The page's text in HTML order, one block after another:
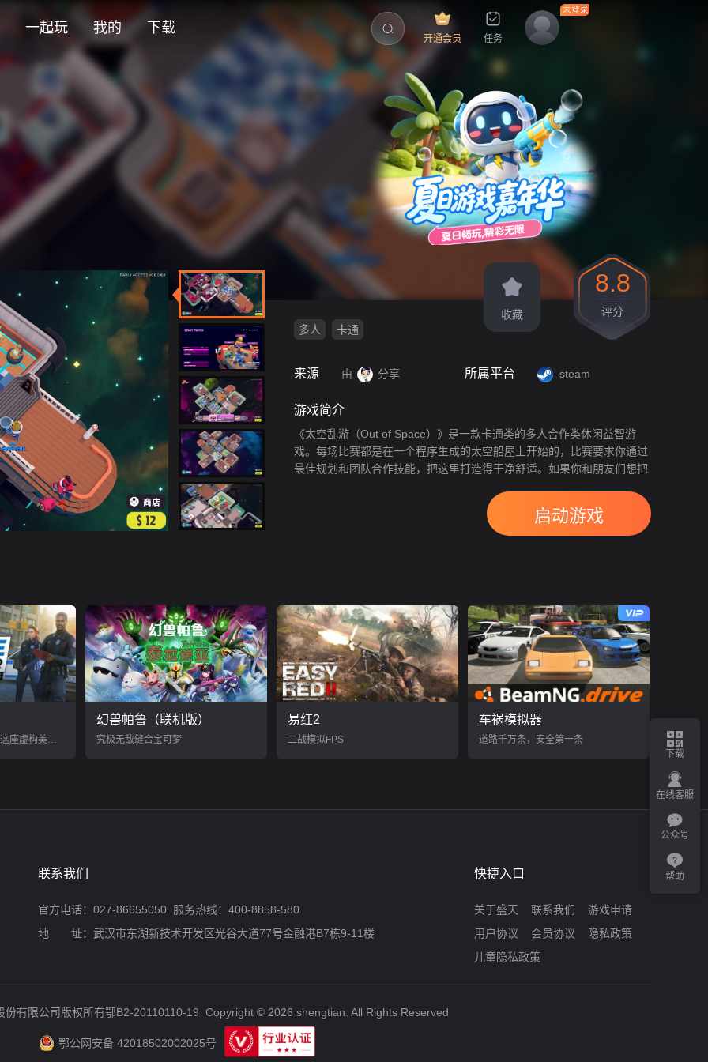
一起玩 我的 下载
开通会员 任务
8.8
评分
收藏
多人
卡通
来源 由 分享 所属平台 steam
游戏简介
《太空乱游（Out of Space）》是一款卡通类的多人合作类休闲益智游
戏。每场比赛都是在一个程序生成的太空船屋上开始的，比赛要求你通过
最佳规划和团队合作技能，把这里打造得干净舒适。如果你和朋友们想把
液、购买和开发新科技，并且互相照顾彼此。
启动游戏
欢迎来到布莱顿！加入这座虚构美国城市的警队，体验警官的日常生活。
幻兽帕鲁（联机版）
究极无敌缝合宝可梦
易红2
二战模拟FPS
车祸模拟器
道路千万条，安全第一条
联系我们
官方电话：027-86655050 服务热线：400-8858-580
地 址：武汉市东湖新技术开发区光谷大道77号金融港B7栋9-11楼
快捷入口
关于盛天 联系我们
游戏申请
用户协议
会员协议
隐私政策
儿童隐私政策
份有限公司版权所有鄂B2-20110110-19 Copyright © 2026 shengtian. All Rights Reserved
鄂公网安备 42018502002025号
下载
在线客服
公众号
帮助